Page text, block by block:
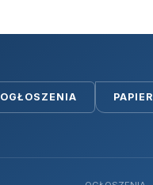
OGŁOSZENIA PAPIER